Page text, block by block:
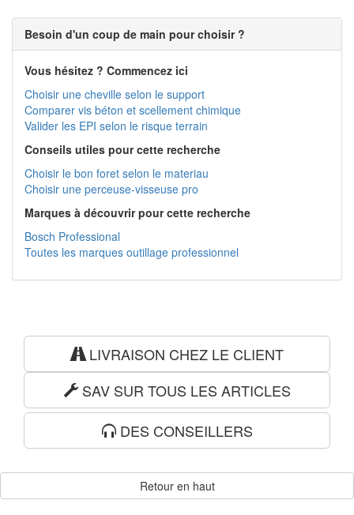
Besoin d'un coup de main pour choisir ?
Vous hésitez ? Commencez ici
Choisir une cheville selon le support
Comparer vis béton et scellement chimique
Valider les EPI selon le risque terrain
Conseils utiles pour cette recherche
Choisir le bon foret selon le materiau
Choisir une perceuse-visseuse pro
Marques à découvrir pour cette recherche
Bosch Professional
Toutes les marques outillage professionnel
LIVRAISON CHEZ LE CLIENT
SAV SUR TOUS LES ARTICLES
DES CONSEILLERS
Retour en haut